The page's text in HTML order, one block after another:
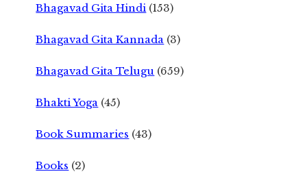
Bhagavad Gita Hindi (153)
Bhagavad Gita Kannada (3)
Bhagavad Gita Telugu (659)
Bhakti Yoga (45)
Book Summaries (43)
Books (2)